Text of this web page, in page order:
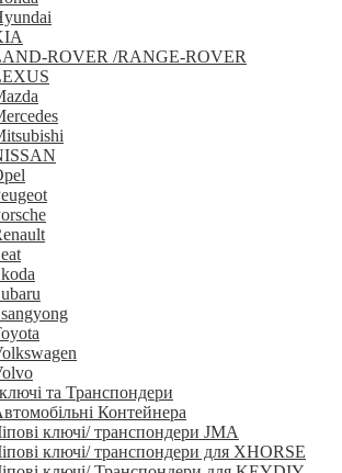
ROVER /RANGE-ROVER
та Транспондери
Контейнера
ключі/ транспондери JMA
ключі/ транспондери для XHORSE